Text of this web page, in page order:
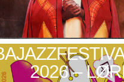
2026 –